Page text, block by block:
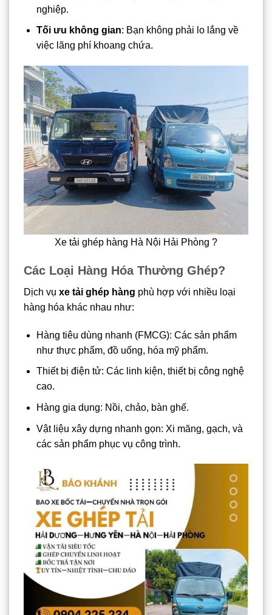
nghiệp.
Tối ưu không gian: Bạn không phải lo lắng về
việc lãng phí khoang chứa.
Xe tải ghép hàng Hà Nội Hải Phòng ?
Các Loại Hàng Hóa Thường Ghép?
Dịch vụ xe tải ghép hàng phù hợp với nhiều loại
hàng hóa khác nhau như:
Hàng tiêu dùng nhanh (FMCG): Các sản phẩm
như thực phẩm, đồ uống, hóa mỹ phẩm.
Thiết bị điện tử: Các linh kiện, thiết bị công nghệ
cao.
Hàng gia dụng: Nồi, chảo, bàn ghế.
Vật liệu xây dựng nhanh gọn: Xi măng, gạch, và
các sản phẩm phục vụ công trình.